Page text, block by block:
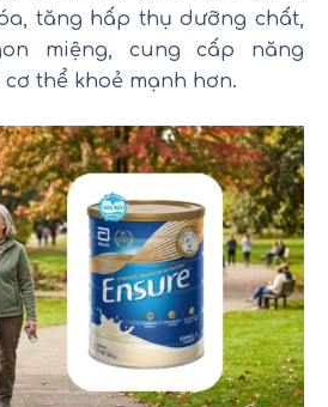
tăng hấp thụ dưỡng chất,
miệng, cung cấp năng
thể khoẻ mạnh hơn.